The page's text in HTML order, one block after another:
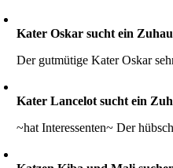
Kater Oskar sucht ein
Der gutmütige Kater Oskar
Kater Lancelot sucht ein
~hat Interessenten~ Der